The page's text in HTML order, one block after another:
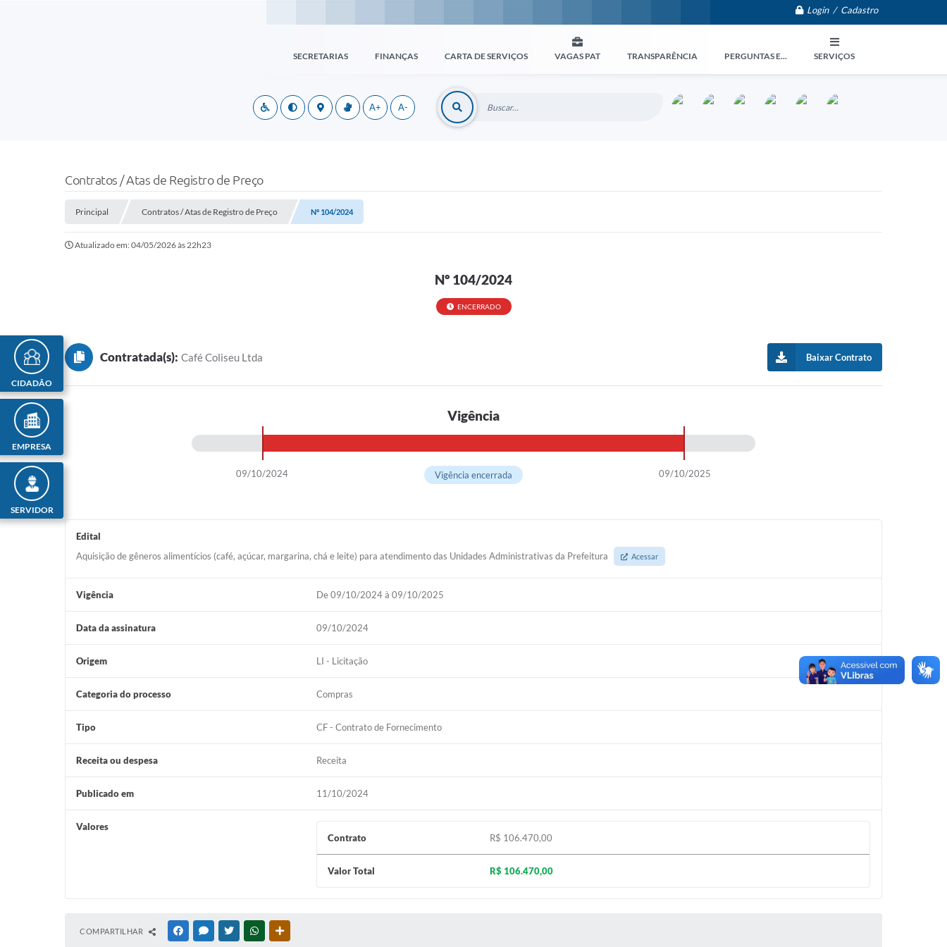
Login / Cadastro
SECRETARIAS FINANÇAS CARTA DE SERVIÇOS VAGAS PAT TRANSPARÊNCIA PERGUNTAS E... SERVIÇOS
A+ A-
CIDADÃO
EMPRESA
SERVIDOR
Contratos / Atas de Registro de Preço
Principal Contratos / Atas de Registro de Preço Nº 104/2024
Atualizado em: 04/05/2026 às 22h23
Nº 104/2024
ENCERRADO
Contratada(s): Café Coliseu Ltda Baixar Contrato
Vigência
09/10/2024 09/10/2025
Vigência encerrada
Edital
Aquisição de gêneros alimentícios (café, açúcar, margarina, chá e leite) para atendimento das Unidades Administrativas da Prefeitura
Acessar
Vigência De 09/10/2024 à 09/10/2025
Data da assinatura 09/10/2024
Origem LI - Licitação
Categoria do processo Compras
Tipo CF - Contrato de Fornecimento
Receita ou despesa Receita
Publicado em 11/10/2024
Valores
Contrato
R$ 106.470,00
Valor Total R$ 106.470,00
COMPARTILHAR FACEBOOKMESSENGER
TWITTERWHATSAPP